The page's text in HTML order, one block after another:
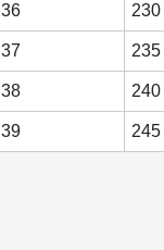
36 230
37 235
38 240
39 245